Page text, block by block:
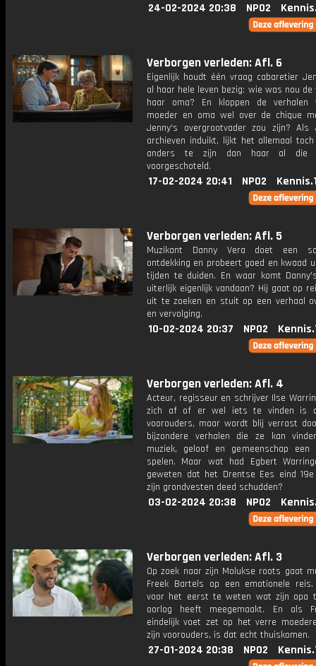
24-02-2024 20:38 NPO2
Verborgen verleden: Afl. 6
Eigenlijk houdt één vraag cabaretier
al haar hele leven bezig: wie was nou de
haar oma? En kloppen de verhalen
moeder en oma wel over de chique
Jenny's overgrootvader zou zijn? Als
archieven induikt, lijkt het allemaal
anders te zijn dan haar al die
voorgeschoteld.
17-02-2024 20:41 NPO2
Verborgen verleden: Afl. 5
Muzikant Danny Vera doet een
ontdekking en probeert goed en kwaad
tijden te duiden. En waar komt
uiterlijk eigenlijk vandaan? Hij gaat op
uit te zoeken en stuit op een verhaal
en vervolging.
10-02-2024 20:37 NPO2
Verborgen verleden: Afl. 4
Acteur, regisseur en schrijver Ilse
zich af of er wel iets te vinden is
voorouders, maar wordt blij verrast
bijzondere verhalen die ze kan
muziek, geloof en gemeenschap
spelen. Maar wat had Egbert
geweten dat het Drentse Ees eind
zijn grondvesten deed schudden?
03-02-2024 20:38 NPO2
Verborgen verleden: Afl. 3
Op zoek naar zijn Molukse roots gaat
Freek Bartels op een emotionele
voor het eerst te weten wat zijn opa
oorlog heeft meegemaakt. En als
eindelijk voet zet op het verre
zijn voorouders, is dat echt thuiskomen.
27-01-2024 20:38 NPO2